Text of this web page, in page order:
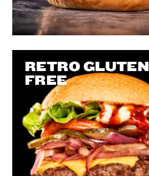
RETRO GLUTEN
FREE